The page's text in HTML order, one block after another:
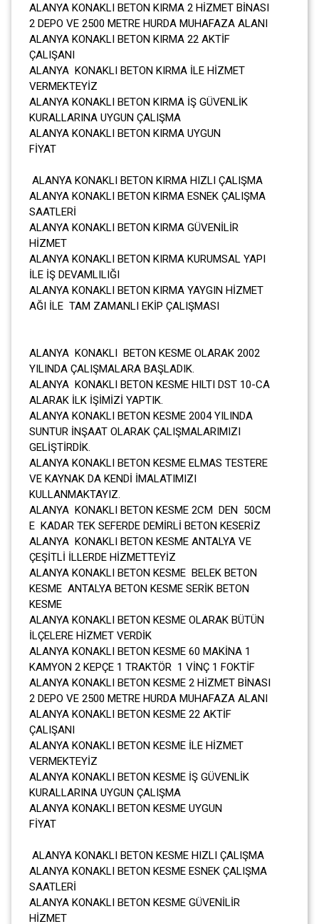
ALANYA KONAKLI BETON KIRMA 2 HİZMET BİNASI
2 DEPO VE 2500 METRE HURDA MUHAFAZA ALANI
ALANYA KONAKLI BETON KIRMA 22 AKTİF
ÇALIŞANI
ALANYA KONAKLI BETON KIRMA İLE HİZMET
VERMEKTEYİZ
ALANYA KONAKLI BETON KIRMA İŞ GÜVENLİK
KURALLARINA UYGUN ÇALIŞMA
ALANYA KONAKLI BETON KIRMA UYGUN
FİYAT
ALANYA KONAKLI BETON KIRMA HIZLI ÇALIŞMA
ALANYA KONAKLI BETON KIRMA ESNEK ÇALIŞMA
SAATLERİ
ALANYA KONAKLI BETON KIRMA GÜVENİLİR
HİZMET
ALANYA KONAKLI BETON KIRMA KURUMSAL YAPI
İLE İŞ DEVAMLILIĞI
ALANYA KONAKLI BETON KIRMA YAYGIN HİZMET
AĞI İLE TAM ZAMANLI EKİP ÇALIŞMASI
ALANYA KONAKLI BETON KESME OLARAK 2002
YILINDA ÇALIŞMALARA BAŞLADIK.
ALANYA KONAKLI BETON KESME HILTI DST 10-CA
ALARAK İLK İŞİMİZİ YAPTIK.
ALANYA KONAKLI BETON KESME 2004 YILINDA
SUNTUR İNŞAAT OLARAK ÇALIŞMALARIMIZI
GELİŞTİRDİK.
ALANYA KONAKLI BETON KESME ELMAS TESTERE
VE KAYNAK DA KENDİ İMALATIMIZI
KULLANMAKTAYIZ.
ALANYA KONAKLI BETON KESME 2CM DEN 50CM
E KADAR TEK SEFERDE DEMİRLİ BETON KESERİZ
ALANYA KONAKLI BETON KESME ANTALYA VE
ÇEŞİTLİ İLLERDE HİZMETTEYİZ
ALANYA KONAKLI BETON KESME BELEK BETON
KESME ANTALYA BETON KESME SERİK BETON
KESME
ALANYA KONAKLI BETON KESME OLARAK BÜTÜN
İLÇELERE HİZMET VERDİK
ALANYA KONAKLI BETON KESME 60 MAKİNA 1
KAMYON 2 KEPÇE 1 TRAKTÖR 1 VİNÇ 1 FOKTİF
ALANYA KONAKLI BETON KESME 2 HİZMET BİNASI
2 DEPO VE 2500 METRE HURDA MUHAFAZA ALANI
ALANYA KONAKLI BETON KESME 22 AKTİF
ÇALIŞANI
ALANYA KONAKLI BETON KESME İLE HİZMET
VERMEKTEYİZ
ALANYA KONAKLI BETON KESME İŞ GÜVENLİK
KURALLARINA UYGUN ÇALIŞMA
ALANYA KONAKLI BETON KESME UYGUN
FİYAT
ALANYA KONAKLI BETON KESME HIZLI ÇALIŞMA
ALANYA KONAKLI BETON KESME ESNEK ÇALIŞMA
SAATLERİ
ALANYA KONAKLI BETON KESME GÜVENİLİR
HİZMET